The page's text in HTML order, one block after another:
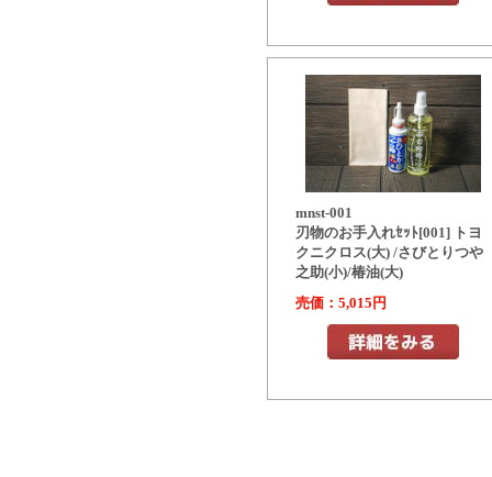
mnst-001
刃物のお手入れｾｯﾄ[001] トヨ
クニクロス(大) /さびとりつや
之助(小)/椿油(大)
売価：5,015円